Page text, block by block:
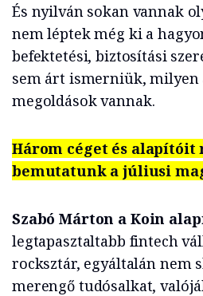
És nyilván sokan vannak
nem léptek még ki a
befektetési, biztosítási
sem árt ismerniük,
megoldások vannak.
Három céget és alapítóit
bemutatunk a júliusi
Szabó Márton a Koin
legtapasztaltabb fintech
rocksztár, egyáltalán nem
merengő tudósalkat,